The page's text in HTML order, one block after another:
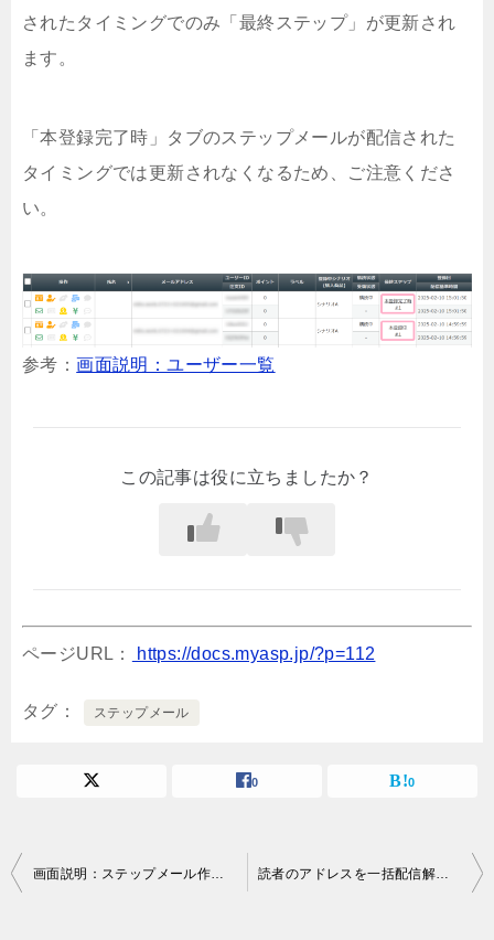
されたタイミングでのみ「最終ステップ」が更新され
ます。
「本登録完了時」タブのステップメールが配信された
タイミングでは更新されなくなるため、ご注意くださ
い。
参考：画面説明：ユーザー一覧
この記事は役に立ちましたか？
ページURL： https://docs.myasp.jp/?p=112
タグ ステップメール
0 0
投
画面説明：ステップメール作成・編集 読者のアドレスを一括配信解除、または、一括削除するには